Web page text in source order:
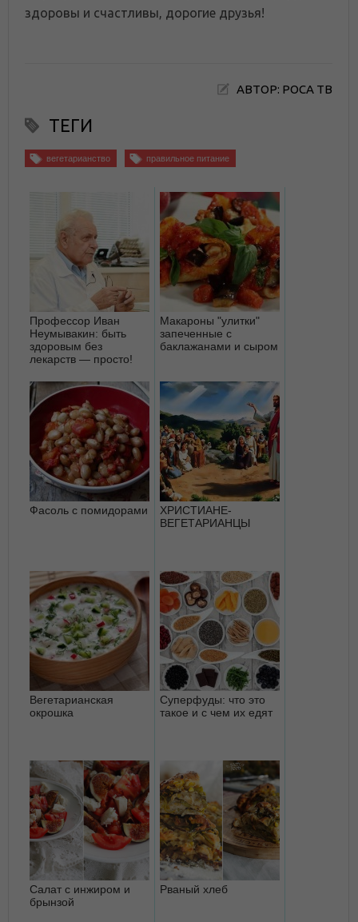
здоровы и счастливы, дорогие друзья!
АВТОР: РОСА ТВ
ТЕГИ
вегетарианство правильное питание
Профессор Иван
Неумывакин: быть
здоровым без
лекарств — просто!
Макароны "улитки"
запеченные с
баклажанами и сыром
Фасоль с помидорами
ХРИСТИАНЕ-
ВЕГЕТАРИАНЦЫ
Вегетарианская
окрошка
Суперфуды: что это
такое и с чем их едят
Салат с инжиром и
брынзой
Рваный хлеб